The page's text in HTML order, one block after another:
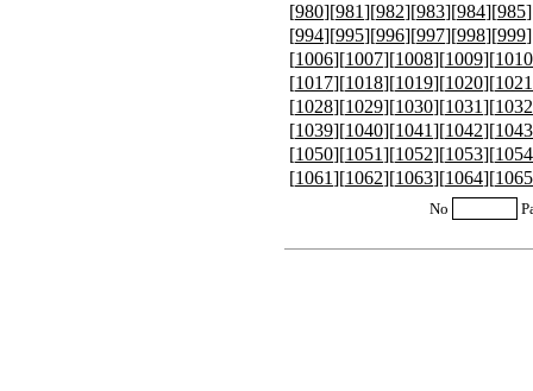
[980][981][982][983][984][985
[994][995][996][997][998][999
[1006][1007][1008][1009][1010
[1017][1018][1019][1020][1021
[1028][1029][1030][1031][1032
[1039][1040][1041][1042][1043
[1050][1051][1052][1053][1054
[1061][1062][1063][1064][1065
No